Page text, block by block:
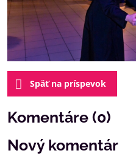
Späť na príspevok
Komentáre (0)
Nový komentár